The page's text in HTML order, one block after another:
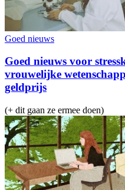
Goed nieuws
Goed nieuws voor
vrouwelijke
geldprijs
(+ dit gaan ze ermee doen)